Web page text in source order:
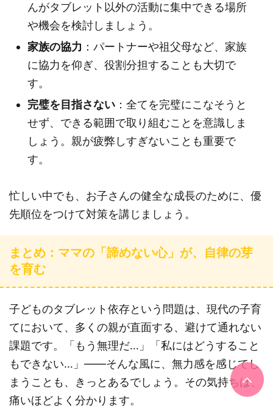
んがタブレット以外の活動に集中できる場所
や機会を検討しましょう。
家族の協力 ：パートナーや祖父母など、家族
に協力を仰ぎ、役割分担することも大切で
す。
完璧を目指さない ：全てを完璧にこなそうと
せず、できる範囲で取り組むことを意識しま
しょう。親が疲弊しすぎないことも重要で
す。
忙しい中でも、お子さんの健全な成長のために、優
先順位をつけて対策を講じましょう。
まとめ：ママの「諦めない心」が、自律の芽
を育む
子どものタブレット依存という問題は、現代の子育
てにおいて、多くの親が直面する、避けて通れない
課題です。「もう無理だ…」「私にはどうすること
もできない…」——そんな風に、無力感を感じてし
まうことも、きっとあるでしょう。その気持ちは、
痛いほどよく分かります。